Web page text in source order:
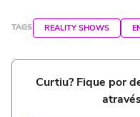
TAGS REALITY SHOWS
Curtiu? Fique por